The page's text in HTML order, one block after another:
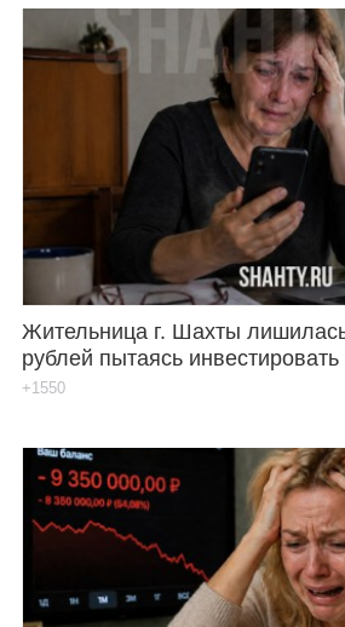
Жительница г. Шахты
рублей пытаясь инвестировать
+1550